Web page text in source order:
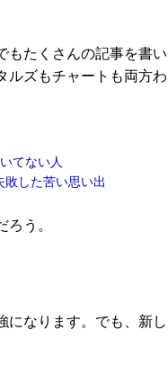
もたくさんの記事を書い
ルズもチャートも両方わ
てない人
した苦い思い出
う。
なります。でも、新し